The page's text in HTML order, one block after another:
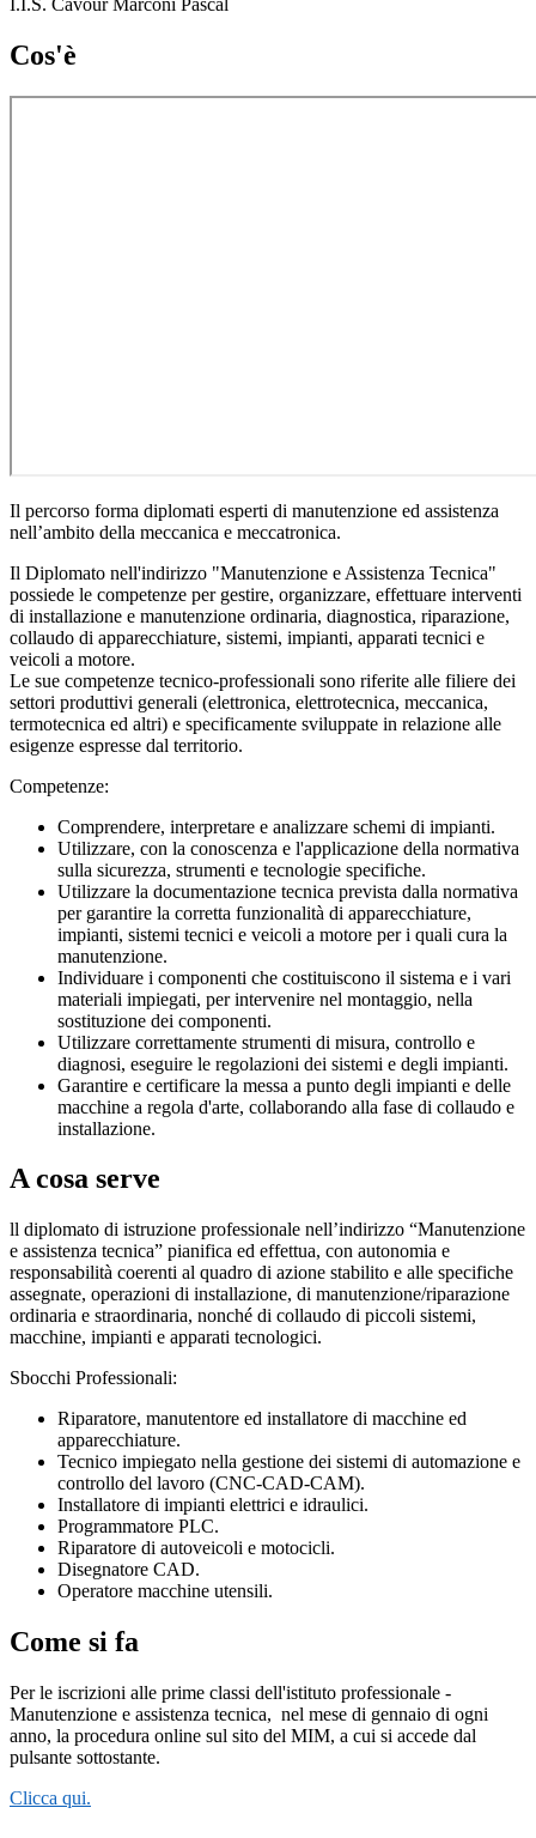
Cos'è
Il percorso forma diplomati esperti di manutenzione ed assistenza
nell’ambito della meccanica e meccatronica.
Il Diplomato nell'indirizzo "Manutenzione e Assistenza Tecnica"
possiede le competenze per gestire, organizzare, effettuare interventi
di installazione e manutenzione ordinaria, diagnostica, riparazione,
collaudo di apparecchiature, sistemi, impianti, apparati tecnici e
veicoli a motore.
Le sue competenze tecnico-professionali sono riferite alle filiere dei
settori produttivi generali (elettronica, elettrotecnica, meccanica,
termotecnica ed altri) e specificamente sviluppate in relazione alle
esigenze espresse dal territorio.
Competenze:
Comprendere, interpretare e analizzare schemi di impianti.
Utilizzare, con la conoscenza e l'applicazione della normativa
sulla sicurezza, strumenti e tecnologie specifiche.
Utilizzare la documentazione tecnica prevista dalla normativa
per garantire la corretta funzionalità di apparecchiature,
impianti, sistemi tecnici e veicoli a motore per i quali cura la
manutenzione.
Individuare i componenti che costituiscono il sistema e i vari
materiali impiegati, per intervenire nel montaggio, nella
sostituzione dei componenti.
Utilizzare correttamente strumenti di misura, controllo e
diagnosi, eseguire le regolazioni dei sistemi e degli impianti.
Garantire e certificare la messa a punto degli impianti e delle
macchine a regola d'arte, collaborando alla fase di collaudo e
installazione.
A cosa serve
ll diplomato di istruzione professionale nell’indirizzo “Manutenzione
e assistenza tecnica” pianifica ed effettua, con autonomia e
responsabilità coerenti al quadro di azione stabilito e alle specifiche
assegnate, operazioni di installazione, di manutenzione/riparazione
ordinaria e straordinaria, nonché di collaudo di piccoli sistemi,
macchine, impianti e apparati tecnologici.
Sbocchi Professionali:
Riparatore, manutentore ed installatore di macchine ed
apparecchiature.
Tecnico impiegato nella gestione dei sistemi di automazione e
controllo del lavoro (CNC-CAD-CAM).
Installatore di impianti elettrici e idraulici.
Programmatore PLC.
Riparatore di autoveicoli e motocicli.
Disegnatore CAD.
Operatore macchine utensili.
Come si fa
Per le iscrizioni alle prime classi dell'istituto professionale -
Manutenzione e assistenza tecnica, nel mese di gennaio di ogni
anno, la procedura online sul sito del MIM, a cui si accede dal
pulsante sottostante.
Clicca qui.